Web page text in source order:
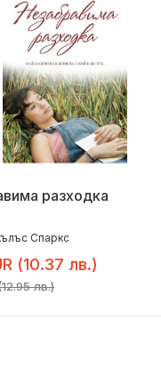
разходка
Спаркс
(10.37 лв.)
лв.)